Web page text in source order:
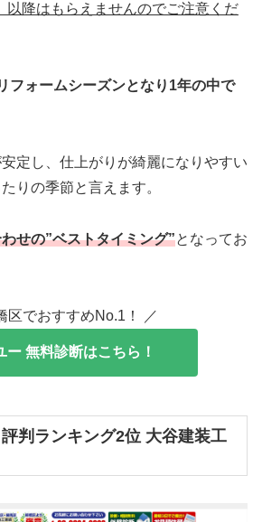
以降はもらえませんのでご注意くだ
フォームシーズンとなり1年の中で
定し、仕上がりが綺麗になりやすい
りの季節と言えます。
せの”ベストタイミング”となってお
区でおすすめNo.1！ ／
ー 無料診断はこちら！
判ランキング2位 大谷建装工